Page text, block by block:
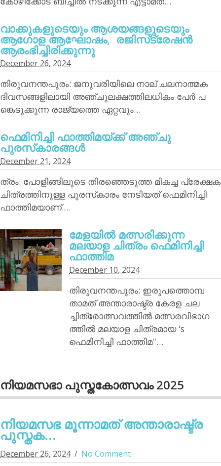
വാക്കുകളുടെയും ആശയങ്ങളുടെയും
ആഗോള ആഘോഷം, രജിസ്‌ട്രേഷന്‍
ആരംഭിച്ചിരിക്കുന്നു
December 26, 2024
തിരുവനന്തപുരം: ജനുവരിയിലെ നാല് ചലനാത്മക
ദിവസങ്ങളിലായി അഞ്ചുലക്ഷത്തിലധികം പേര്‍ പ
ങ്കെടുക്കുന്ന രാജ്യത്തെ ഏറ്റവും…
ഫെമിനിച്ചി ഫാത്തിമയ്ക്ക് അഞ്ചു
പുരസ്‌കാരങ്ങള്‍
December 21, 2024
ത്രം. പോളിങ്ങിലൂടെ തിരഞ്ഞെടുത്ത മികച്ച പ്രേക്ഷക
ചിത്രത്തിനുള്ള പുരസ്‌കാരം നേടിയത് ഫെമിനിച്ചി
ഫാത്തിമയാണ്.…
മേളയില്‍ മത്സരിക്കുന്ന
മലയാള ചിത്രം ഫെമിനിച്ചി
ഫാത്തിമ
December 10, 2024
തിരുവനന്തപുരം: ഇരുപത്തൊമ്പ
താമത് അന്താരാഷ്ട്ര കേരള ചല
ച്ചിത്രോത്സവത്തില്‍ മത്സരവിഭാഗ
ത്തില്‍ മലയാള ചിത്രമായ 's
ഫെമിനിച്ചി ഫാത്തിമ''…
നിയമസഭാ പുസ്തകോത്സവം 2025
നിയമസഭ മൂന്നാമത് അന്താരാഷ്ട്ര
പുസ്തക...
December 26, 2024 No Comment